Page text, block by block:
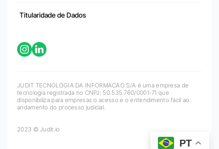
Titularidade de Dados
JUDIT TECNOLOGIA DA INFORMACAO S/A é uma empresa de
tecnologia registrada no CNPJ: 50.535.760/0001-71 que
disponibiliza para empresas o acesso e o entendimento fácil ao
andamento do processo judicial.
2023 © Judit.io
PT